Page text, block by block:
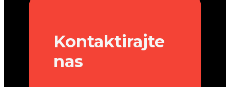
Kontaktirajte
nas